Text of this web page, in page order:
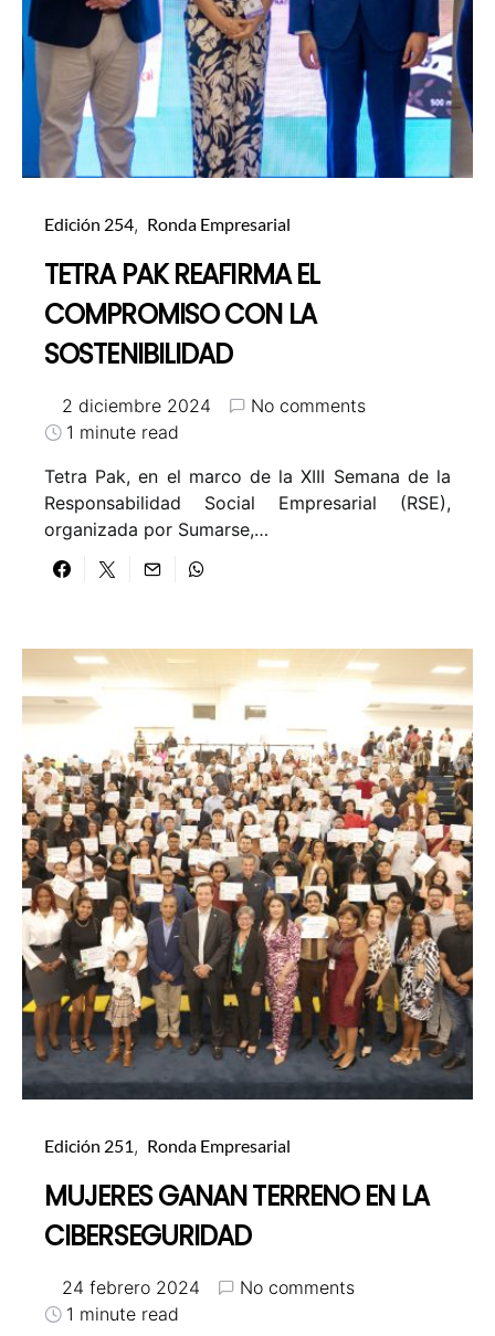
Edición 254 Ronda Empresarial
TETRA PAK REAFIRMA EL
COMPROMISO CON LA
SOSTENIBILIDAD
2 diciembre 2024
No comments
1 minute read
Tetra Pak, en el marco de la XIII Semana de la
Responsabilidad Social Empresarial (RSE),
organizada por Sumarse,…
Edición 251 Ronda Empresarial
MUJERES GANAN TERRENO EN LA
CIBERSEGURIDAD
24 febrero 2024
No comments
1 minute read